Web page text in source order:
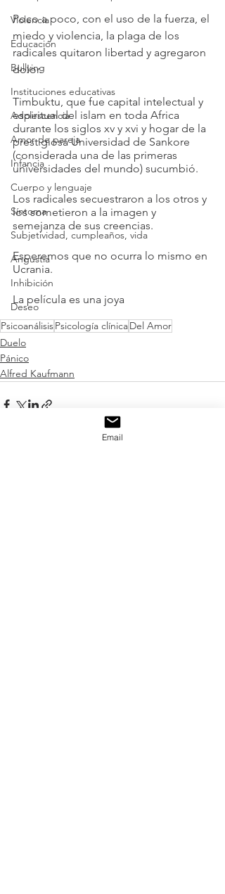
Violencia
Educación
Bullying
Instituciones educativas
Adolescencia
Amor de pareja
Infancia
Cuerpo y lenguaje
Síntoma
Subjetividad, cumpleaños, vida
Angustia
Inhibición
Deseo
Poco a poco, con el uso de la fuerza, el
miedo y violencia, la plaga de los
radicales quitaron libertad y agregaron
dolor.
Timbuktu, que fue capital intelectual y
espiritual del islam en toda Africa
durante los siglos xv y xvi y hogar de la
prestigiosa Universidad de Sankore
(considerada una de las primeras
universidades del mundo) sucumbió.
Los radicales secuestraron a los otros y
los sometieron a la imagen y
semejanza de sus creencias.
Esperemos que no ocurra lo mismo en
Ucrania.
La película es una joya
PsicoanálisisPsicología clínicaDel Amor
Duelo
Pánico
Alfred Kaufmann
Email